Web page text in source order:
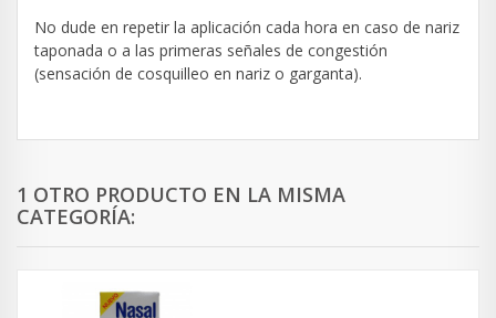
No dude en repetir la aplicación cada hora en caso de nariz
taponada o a las primeras señales de congestión
(sensación de cosquilleo en nariz o garganta).
1 OTRO PRODUCTO EN LA MISMA
CATEGORÍA: